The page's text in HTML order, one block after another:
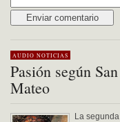
AUDIO NOTICIAS
Pasión según San
Mateo
La segunda